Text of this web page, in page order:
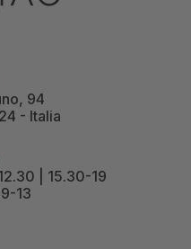
94
- Italia
| 15.30-19
13